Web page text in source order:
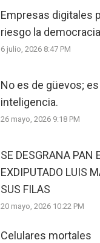
Empresas digitales
riesgo la democracia
6 julio, 2026 8:47 PM
No es de güevos;
inteligencia.
26 mayo, 2026 9:18 PM
SE DESGRANA PAN
EXDIPUTADO LUIS
SUS FILAS
20 mayo, 2026 10:22 PM
Celulares mortales